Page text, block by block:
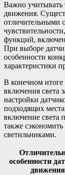
Важно учитывать
движения.
отличительными
функций,
При выборе
особенности
характеристики
В конечном итоге
включения света
настройки
подходящих
включение света
также
светильниками.
особенности
движения